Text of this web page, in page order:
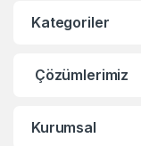
Kategoriler
Çözümlerimiz
Kurumsal